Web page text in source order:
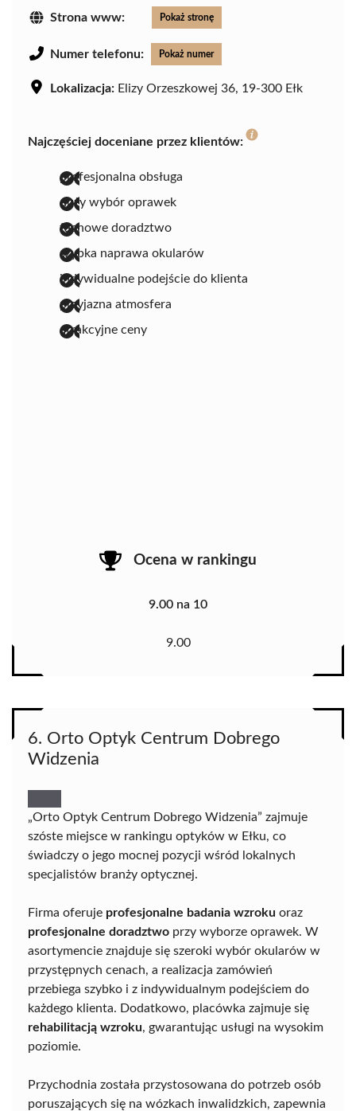
Strona www: Pokaż stronę
Numer telefonu: Pokaż numer
Lokalizacja: Elizy Orzeszkowej 36, 19-300 Ełk
Najczęściej doceniane przez klientów:
profesjonalna obsługa
duży wybór oprawek
fachowe doradztwo
szybka naprawa okularów
indywidualne podejście do klienta
przyjazna atmosfera
atrakcyjne ceny
Ocena w rankingu
9.00 na 10
9.00
6. Orto Optyk Centrum Dobrego
Widzenia
„Orto Optyk Centrum Dobrego Widzenia” zajmuje
szóste miejsce w rankingu optyków w Ełku, co
świadczy o jego mocnej pozycji wśród lokalnych
specjalistów branży optycznej.
Firma oferuje profesjonalne badania wzroku oraz
profesjonalne doradztwo przy wyborze oprawek. W
asortymencie znajduje się szeroki wybór okularów w
przystępnych cenach, a realizacja zamówień
przebiega szybko i z indywidualnym podejściem do
każdego klienta. Dodatkowo, placówka zajmuje się
rehabilitacją wzroku, gwarantując usługi na wysokim
poziomie.
Przychodnia została przystosowana do potrzeb osób
poruszających się na wózkach inwalidzkich, zapewnia